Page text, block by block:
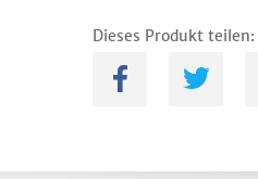
Dieses Produkt teilen:
A B